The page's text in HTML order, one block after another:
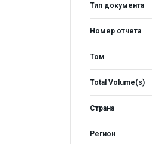
Тип документа
Номер отчета
Том
Total Volume(s)
Страна
Регион